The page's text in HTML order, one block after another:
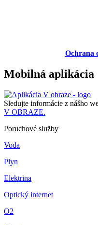
Ochrana
Mobilná aplikácia
Sledujte informácie z nášho
V OBRAZE.
Poruchové služby
Voda
Plyn
Elektrina
Optický internet
O2